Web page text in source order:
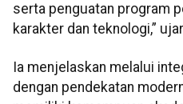
serta penguatan program
karakter dan teknologi,”
Ia menjelaskan melalui
dengan pendekatan